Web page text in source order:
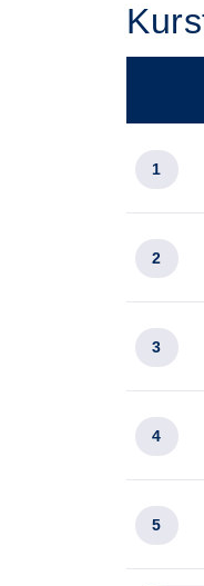
1
2
3
4
5